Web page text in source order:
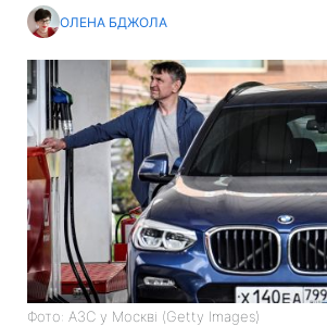
ОЛЕНА БДЖОЛА
Фото: АЗС у Москві (Getty Images)